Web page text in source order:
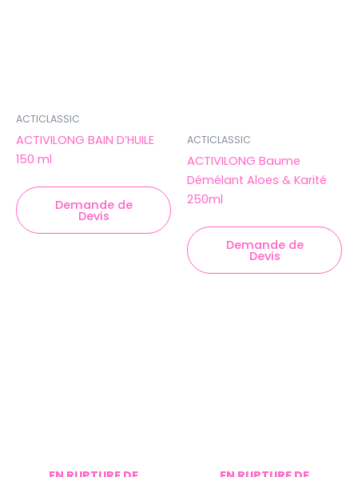
ACTICLASSIC
ACTIVILONG BAIN D’HUILE
150 ml
Demande de
Devis
ACTICLASSIC
ACTIVILONG Baume
Démélant Aloes & Karité
250ml
Demande de
Devis